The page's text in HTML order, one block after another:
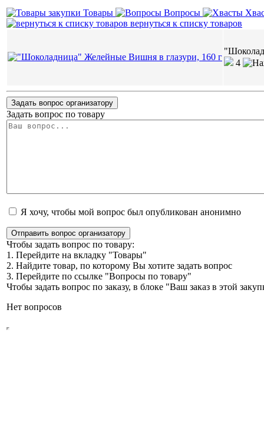
Товары Вопросы
вернуться к списку товаров
4
Задать вопрос организатору
Задать вопрос по товару
Я хочу, чтобы мой вопрос был опубликован анонимно
Отправить вопрос организатору
Чтобы задать вопрос по товару:
1. Перейдите на вкладку "Товары"
2. Найдите товар, по которому Вы хотите задать вопрос
3. Перейдите по ссылке "Вопросы по товару"
Чтобы задать вопрос по заказу, в блоке "Ваш заказ в этой
Нет вопросов